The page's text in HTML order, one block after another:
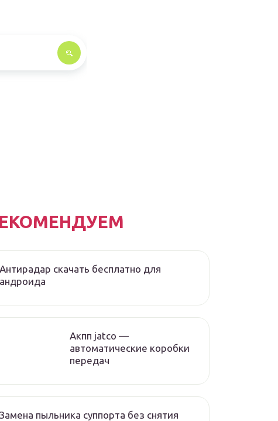
Антирадар скачать бесплатно для
андроида
Акпп jatco —
автоматические коробки
передач
Замена пыльника суппорта без снятия